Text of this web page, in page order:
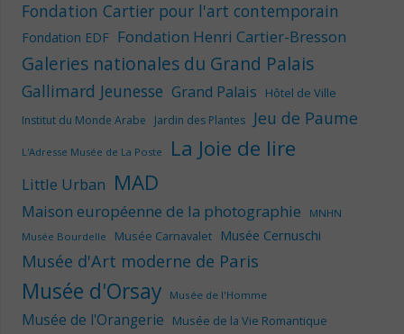
Fondation Cartier pour l'art contemporain
Fondation EDF Fondation Henri Cartier-Bresson
Galeries nationales du Grand Palais
Gallimard Jeunesse Grand Palais Hôtel de Ville
Institut du Monde Arabe Jardin des Plantes Jeu de Paume
L'Adresse Musée de La Poste La Joie de lire
Little Urban MAD
Maison européenne de la photographie
MNHN
Musée Bourdelle
Musée Carnavalet Musée Cernuschi
Musée d'Art moderne de Paris
Musée d'Orsay Musée de l'Homme
Musée de l'Orangerie Musée de la Vie Romantique